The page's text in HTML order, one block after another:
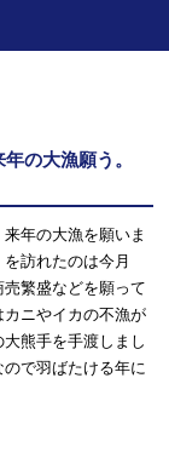
の大漁願う。
年の大漁を願いま
訪れたのは今月
売繁盛などを願って
ニやイカの不漁が
熊手を手渡しまし
で羽ばたける年に